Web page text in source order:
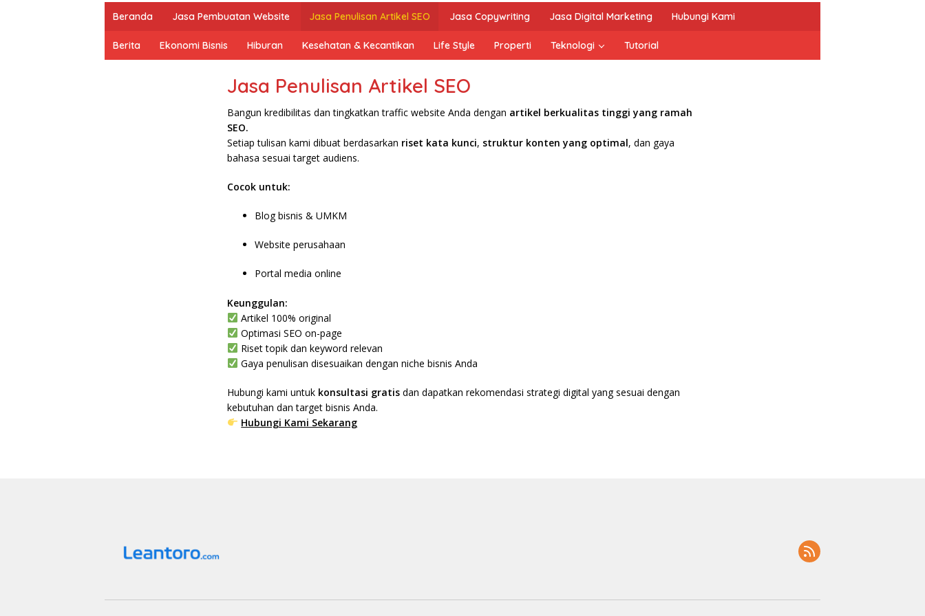
Beranda Jasa Pembuatan Website Jasa Penulisan Artikel SEO Jasa Copywriting Jasa Digital Marketing Hubungi Kami
Berita Ekonomi Bisnis Hiburan Kesehatan & Kecantikan Life Style Properti Teknologi Tutorial
Jasa Penulisan Artikel SEO
Bangun kredibilitas dan tingkatkan traffic website Anda dengan artikel berkualitas tinggi yang ramah
SEO.
Setiap tulisan kami dibuat berdasarkan riset kata kunci, struktur konten yang optimal, dan gaya
bahasa sesuai target audiens.
Cocok untuk:
Blog bisnis & UMKM
Website perusahaan
Portal media online
Keunggulan:
Artikel 100% original
Optimasi SEO on-page
Riset topik dan keyword relevan
Gaya penulisan disesuaikan dengan niche bisnis Anda
Hubungi kami untuk konsultasi gratis dan dapatkan rekomendasi strategi digital yang sesuai dengan
kebutuhan dan target bisnis Anda.
Hubungi Kami Sekarang